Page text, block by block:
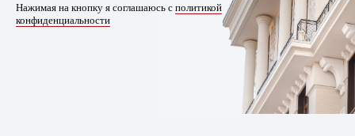
Нажимая на кнопку я соглашаюсь с политикой
конфиденциальности